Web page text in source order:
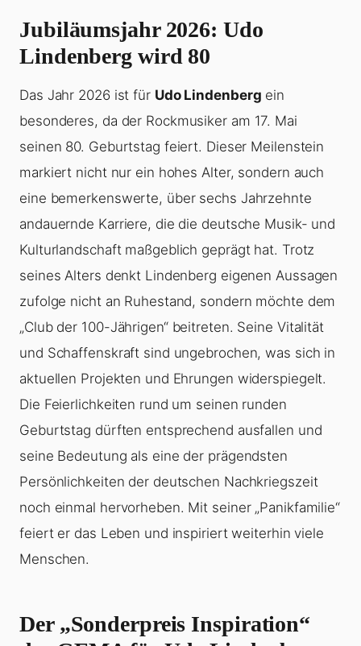
Jubiläumsjahr 2026: Udo
Lindenberg wird 80
Das Jahr 2026 ist für Udo Lindenberg ein
besonderes, da der Rockmusiker am 17. Mai
seinen 80. Geburtstag feiert. Dieser Meilenstein
markiert nicht nur ein hohes Alter, sondern auch
eine bemerkenswerte, über sechs Jahrzehnte
andauernde Karriere, die die deutsche Musik- und
Kulturlandschaft maßgeblich geprägt hat. Trotz
seines Alters denkt Lindenberg eigenen Aussagen
zufolge nicht an Ruhestand, sondern möchte dem
„Club der 100-Jährigen“ beitreten. Seine Vitalität
und Schaffenskraft sind ungebrochen, was sich in
aktuellen Projekten und Ehrungen widerspiegelt.
Die Feierlichkeiten rund um seinen runden
Geburtstag dürften entsprechend ausfallen und
seine Bedeutung als eine der prägendsten
Persönlichkeiten der deutschen Nachkriegszeit
noch einmal hervorheben. Mit seiner „Panikfamilie“
feiert er das Leben und inspiriert weiterhin viele
Menschen.
Der „Sonderpreis Inspiration“